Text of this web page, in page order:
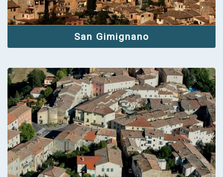
San Gimignano